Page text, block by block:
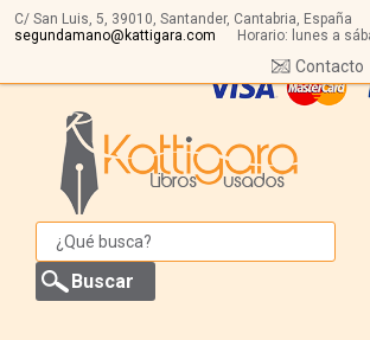
C/ San Luis, 5, 39010, Santander, Cantabria, España
segundamano@kattigara.com
Horario: lunes a
Contacto